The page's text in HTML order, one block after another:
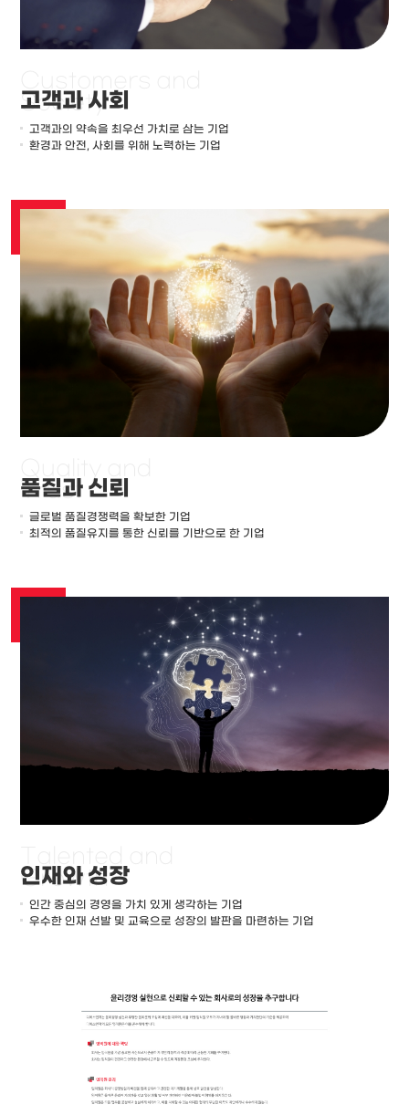
고객과 사회
Society
고객과의 약속을 최우선 가치로 삼는 기업
환경과 안전, 사회를 위해 노력하는 기업
품질과 신뢰
Trust
글로벌 품질경쟁력을 확보한 기업
최적의 품질유지를 통한 신뢰를 기반으로 한 기업
인재와 성장
Growth
인간 중심의 경영을 가치 있게 생각하는 기업
우수한 인재 선발 및 교육으로 성장의 발판을 마련하는 기업